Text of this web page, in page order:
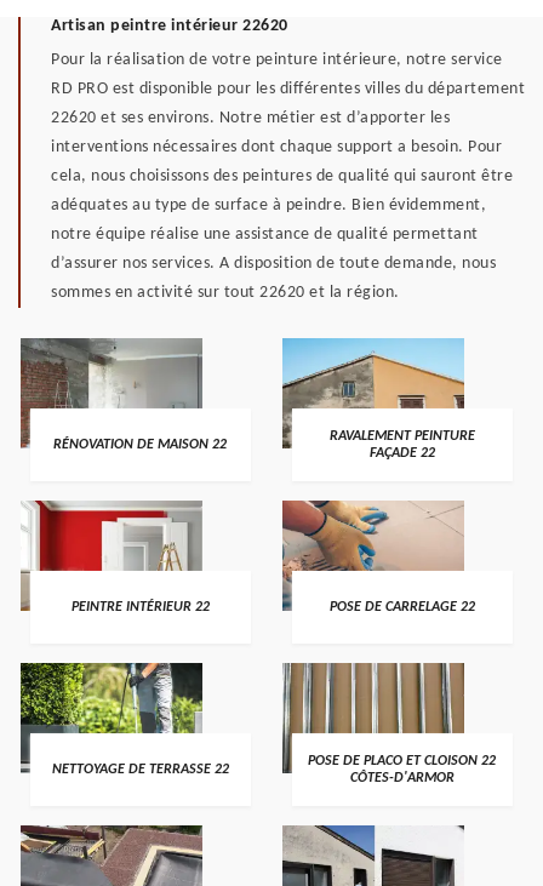
Artisan peintre intérieur 22620
Pour la réalisation de votre peinture intérieure, notre service
RD PRO est disponible pour les différentes villes du département
22620 et ses environs. Notre métier est d’apporter les
interventions nécessaires dont chaque support a besoin. Pour
cela, nous choisissons des peintures de qualité qui sauront être
adéquates au type de surface à peindre. Bien évidemment,
notre équipe réalise une assistance de qualité permettant
d’assurer nos services. A disposition de toute demande, nous
sommes en activité sur tout 22620 et la région.
RÉNOVATION DE MAISON 22
RAVALEMENT PEINTURE
FAÇADE 22
PEINTRE INTÉRIEUR 22 POSE DE CARRELAGE 22
NETTOYAGE DE TERRASSE 22
POSE DE PLACO ET CLOISON 22
CÔTES-D'ARMOR